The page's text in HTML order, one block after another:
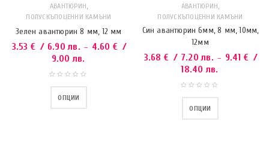
АВАНТЮРИН,
ПОЛУСКЪПОЦЕННИ КАМЪНИ
Зелен авантюрин 8 мм, 12 мм
3.53 € / 6.90 лв. – 4.60 € /
9.00 лв.
ОПЦИИ
АВАНТЮРИН,
ПОЛУСКЪПОЦЕННИ КАМЪНИ
Син авантюрин 6мм, 8 мм, 10мм,
12мм
3.68 € / 7.20 лв. – 9.41 € /
18.40 лв.
ОПЦИИ